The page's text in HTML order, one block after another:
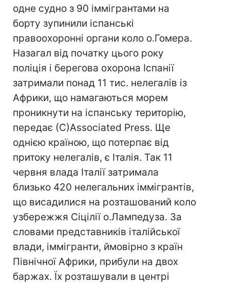
одне судно з 90 іммігрантами на
борту зупинили іспанські
правоохоронні органи коло о.Гомера.
Назагал від початку цього року
поліція і берегова охорона Іспанії
затримали понад 11 тис. нелегалів із
Африки, що намагаються морем
проникнути на іспанську територію,
передає (С)Associated Press. Ще
однією країною, що потерпає від
притоку нелегалів, є Італія. Так 11
червня влада Італії затримала
близько 420 нелегальних іммігрантів,
що висадилися на розташований коло
узбережжя Сіцілії о.Лампедуза. За
словами представників італійської
влади, іммігранти, ймовірно з країн
Північної Африки, прибули на двох
баржах. Їх розташували в центрі